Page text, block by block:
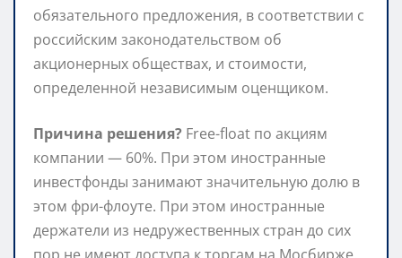
обязательного предложения, в соответствии с
российским законодательством об
акционерных обществах, и стоимости,
определенной независимым оценщиком.
Причина решения? Free-float по акциям
компании — 60%. При этом иностранные
инвестфонды занимают значительную долю в
этом фри-флоуте. При этом иностранные
держатели из недружественных стран до сих